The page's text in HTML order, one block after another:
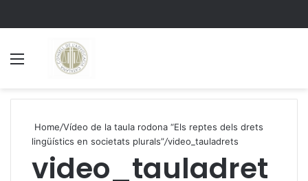
Home/Vídeo de la taula rodona “Els reptes dels drets
lingüístics en societats plurals”/video_tauladrets
video_tauladret